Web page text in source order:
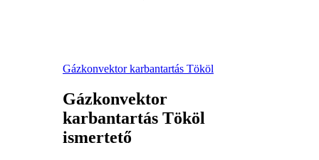
Gázkonvektor karbantartás Tököl
Gázkonvektor
karbantartás Tököl
ismertető